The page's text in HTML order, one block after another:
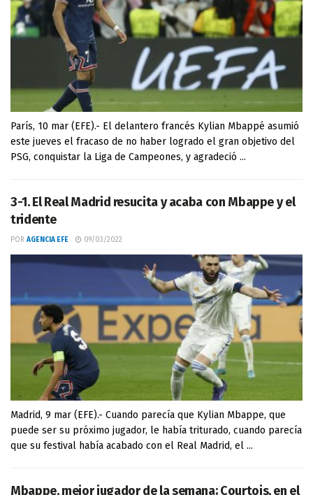
París, 10 mar (EFE).- El delantero francés Kylian Mbappé asumió
este jueves el fracaso de no haber logrado el gran objetivo del
PSG, conquistar la Liga de Campeones, y agradeció ...
3-1. El Real Madrid resucita y acaba con Mbappe y el
tridente
POR AGENCIA EFE 09/03/2022
Madrid, 9 mar (EFE).- Cuando parecía que Kylian Mbappe, que
puede ser su próximo jugador, le había triturado, cuando parecía
que su festival había acabado con el Real Madrid, el ...
Mbappe, mejor jugador de la semana; Courtois, en el